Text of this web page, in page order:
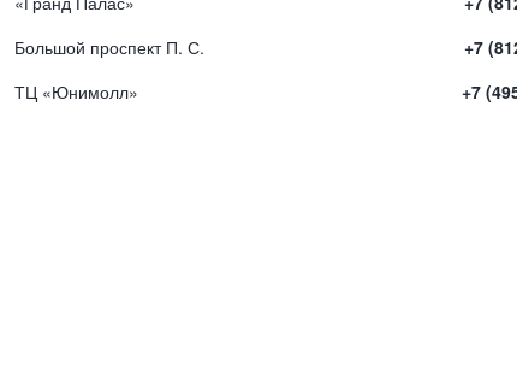
Большой проспект П. С.
+7
ТЦ «Юнимолл»
+7